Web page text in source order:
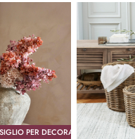
PER DECORARE